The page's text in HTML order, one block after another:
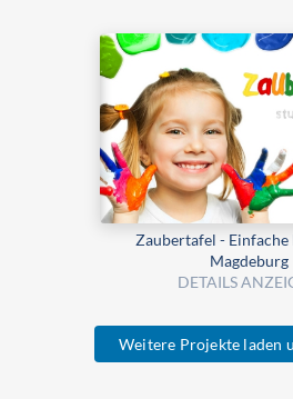
Zaubertafel -
Magdeburg
DETAILS
Weitere Projekte laden